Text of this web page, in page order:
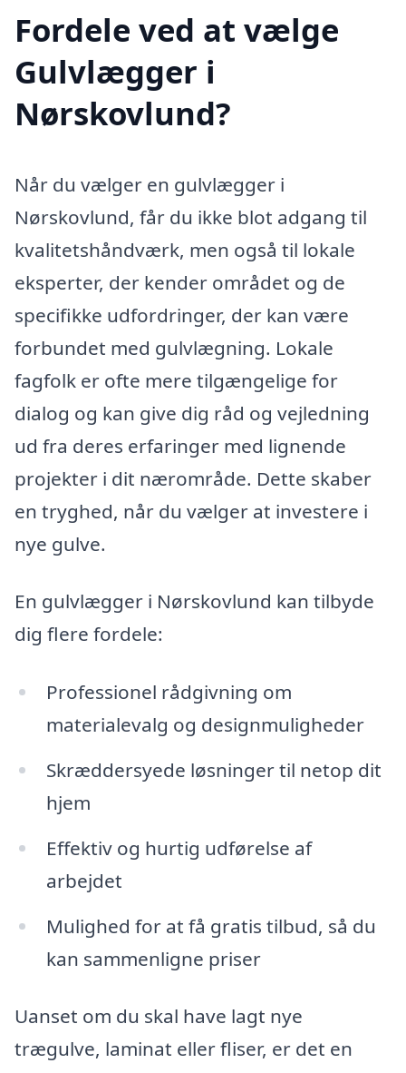
Fordele ved at vælge
Gulvlægger i
Nørskovlund?
Når du vælger en gulvlægger i
Nørskovlund, får du ikke blot adgang til
kvalitetshåndværk, men også til lokale
eksperter, der kender området og de
specifikke udfordringer, der kan være
forbundet med gulvlægning. Lokale
fagfolk er ofte mere tilgængelige for
dialog og kan give dig råd og vejledning
ud fra deres erfaringer med lignende
projekter i dit nærområde. Dette skaber
en tryghed, når du vælger at investere i
nye gulve.
En gulvlægger i Nørskovlund kan tilbyde
dig flere fordele:
Professionel rådgivning om
materialevalg og designmuligheder
Skræddersyede løsninger til netop dit
hjem
Effektiv og hurtig udførelse af
arbejdet
Mulighed for at få gratis tilbud, så du
kan sammenligne priser
Uanset om du skal have lagt nye
trægulve, laminat eller fliser, er det en